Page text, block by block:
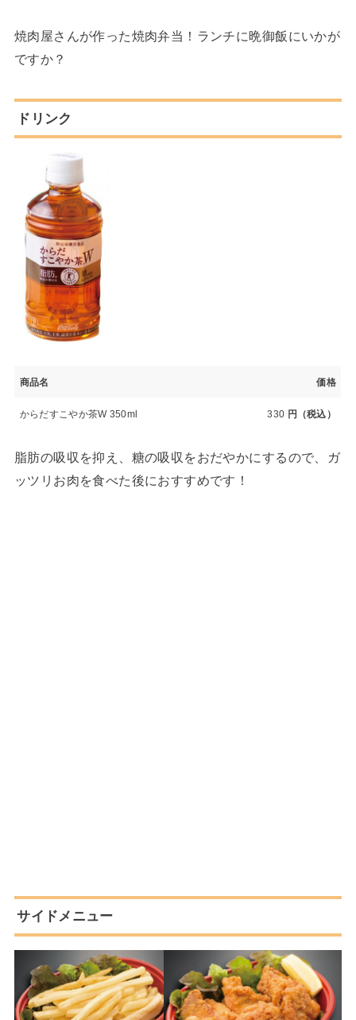
焼肉屋さんが作った焼肉弁当！ランチに晩御飯にいかが
ですか？
ドリンク
商品名 価格
からだすこやか茶W 350ml 330 円（税込）
脂肪の吸収を抑え、糖の吸収をおだやかにするので、ガ
ッツリお肉を食べた後におすすめです！
サイドメニュー